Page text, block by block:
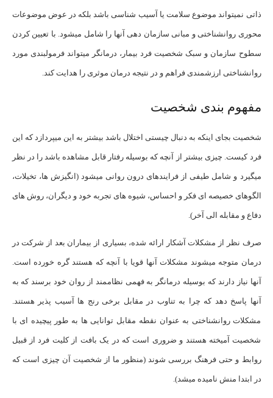
ذاتی نمی­تواند موضوع سلامت یا آسیب شناسی باشد بلکه در عوض موضوعات
محوری روانشناختی و مبانی سازمان دهی آنها را شامل می­شود. با تعیین کردن
سطوح سازمان و سبک شخصیت فرد بیمار، درمانگر می­تواند فرمولبندی مورد
روانشناختی ارزشمندی فراهم و در نتیجه درمان موثری را هدایت کند.
مفهوم بندی شخصیت
شخصیت بجای اینکه به دنبال چیستی اختلال باشد بیشتر به این می­پردازد که این
فرد کیست. چیزی بیشتر از آنچه که بوسیله رفتار قابل مشاهده باشد را در نظر
می­گیرد و شامل طیفی از فرایندهای درون روانی می­شود (انگیزش ها، تخیلات،
الگوهای خصیصه ای فکر و احساس، شیوه های تجربه خود و دیگران، روش های
دفاع و مقابله الی آخر).
صرف نظر از مشکلات آشکار ارائه شده، بسیاری از بیماران بعد از شرکت در
درمان متوجه می­شوند مشکلات آنها قویا با آنچه که هستند گره خورده است.
آنها نیاز دارند که بوسیله درمانگر به فهمی نظام­مند از روان خود برسند که به
آنها پاسخ دهد که چرا به تناوب در مقابل برخی رنج ها آسیب پذیر هستند.
مشکلات روانشناختی به عنوان نقطه مقابل توانایی ها به طور پیچیده ای با
شخصیت آمیخته هستند و ضروری است که در یک بافت از کلیت فرد از قبیل
روابط و حتی فرهنگ بررسی شوند (منظور ما از شخصیت آن چیزی است که
در ابتدا منش نامیده میشد).